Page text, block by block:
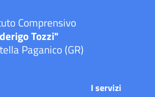
Comprensivo
Tozzi"
Paganico (GR)
I servizi